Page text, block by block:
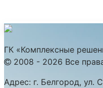
ГК «Комплексные
2008 - 2026 Все
Адрес: г. Белгород, ул.